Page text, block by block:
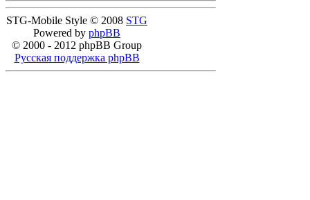
STG-Mobile Style © 2008 STG
Powered by phpBB
© 2000 - 2012 phpBB Group
Русская поддержка phpBB